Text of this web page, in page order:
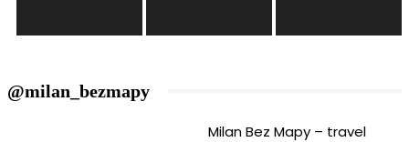
@milan_bezmapy
Milan Bez Mapy – travel